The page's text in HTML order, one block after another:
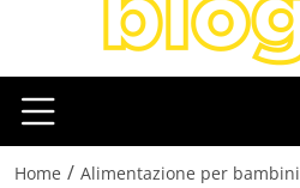
Home / Alimentazione per bambini